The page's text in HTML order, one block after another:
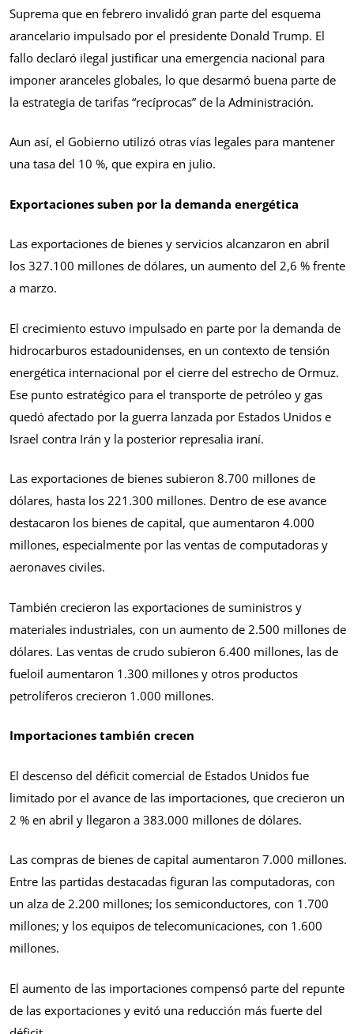
Suprema que en febrero invalidó gran parte del esquema
arancelario impulsado por el presidente Donald Trump. El
fallo declaró ilegal justificar una emergencia nacional para
imponer aranceles globales, lo que desarmó buena parte de
la estrategia de tarifas “recíprocas” de la Administración.
Aun así, el Gobierno utilizó otras vías legales para mantener
una tasa del 10 %, que expira en julio.
Exportaciones suben por la demanda energética
Las exportaciones de bienes y servicios alcanzaron en abril
los 327.100 millones de dólares, un aumento del 2,6 % frente
a marzo.
El crecimiento estuvo impulsado en parte por la demanda de
hidrocarburos estadounidenses, en un contexto de tensión
energética internacional por el cierre del estrecho de Ormuz.
Ese punto estratégico para el transporte de petróleo y gas
quedó afectado por la guerra lanzada por Estados Unidos e
Israel contra Irán y la posterior represalia iraní.
Las exportaciones de bienes subieron 8.700 millones de
dólares, hasta los 221.300 millones. Dentro de ese avance
destacaron los bienes de capital, que aumentaron 4.000
millones, especialmente por las ventas de computadoras y
aeronaves civiles.
También crecieron las exportaciones de suministros y
materiales industriales, con un aumento de 2.500 millones de
dólares. Las ventas de crudo subieron 6.400 millones, las de
fueloil aumentaron 1.300 millones y otros productos
petrolíferos crecieron 1.000 millones.
Importaciones también crecen
El descenso del déficit comercial de Estados Unidos fue
limitado por el avance de las importaciones, que crecieron un
2 % en abril y llegaron a 383.000 millones de dólares.
Las compras de bienes de capital aumentaron 7.000 millones.
Entre las partidas destacadas figuran las computadoras, con
un alza de 2.200 millones; los semiconductores, con 1.700
millones; y los equipos de telecomunicaciones, con 1.600
millones.
El aumento de las importaciones compensó parte del repunte
de las exportaciones y evitó una reducción más fuerte del